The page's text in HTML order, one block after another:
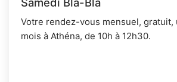
Votre rendez-vous mensuel, gratuit,
mois à Athéna, de 10h à 12h30.